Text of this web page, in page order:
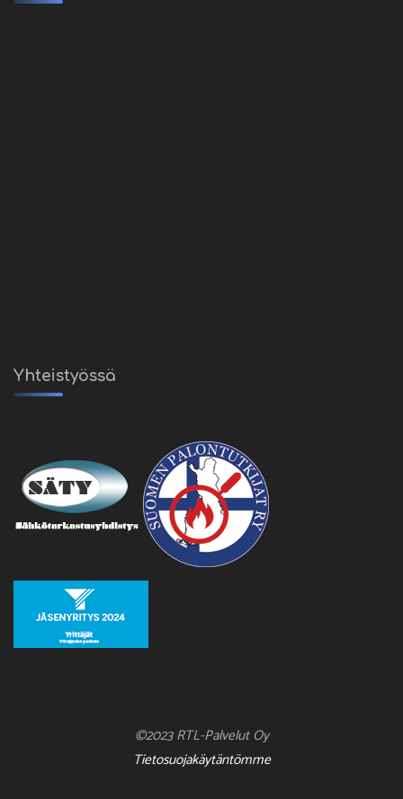
Yhteistyössä
©2023 RTL-Palvelut Oy
Tietosuojakäytäntömme